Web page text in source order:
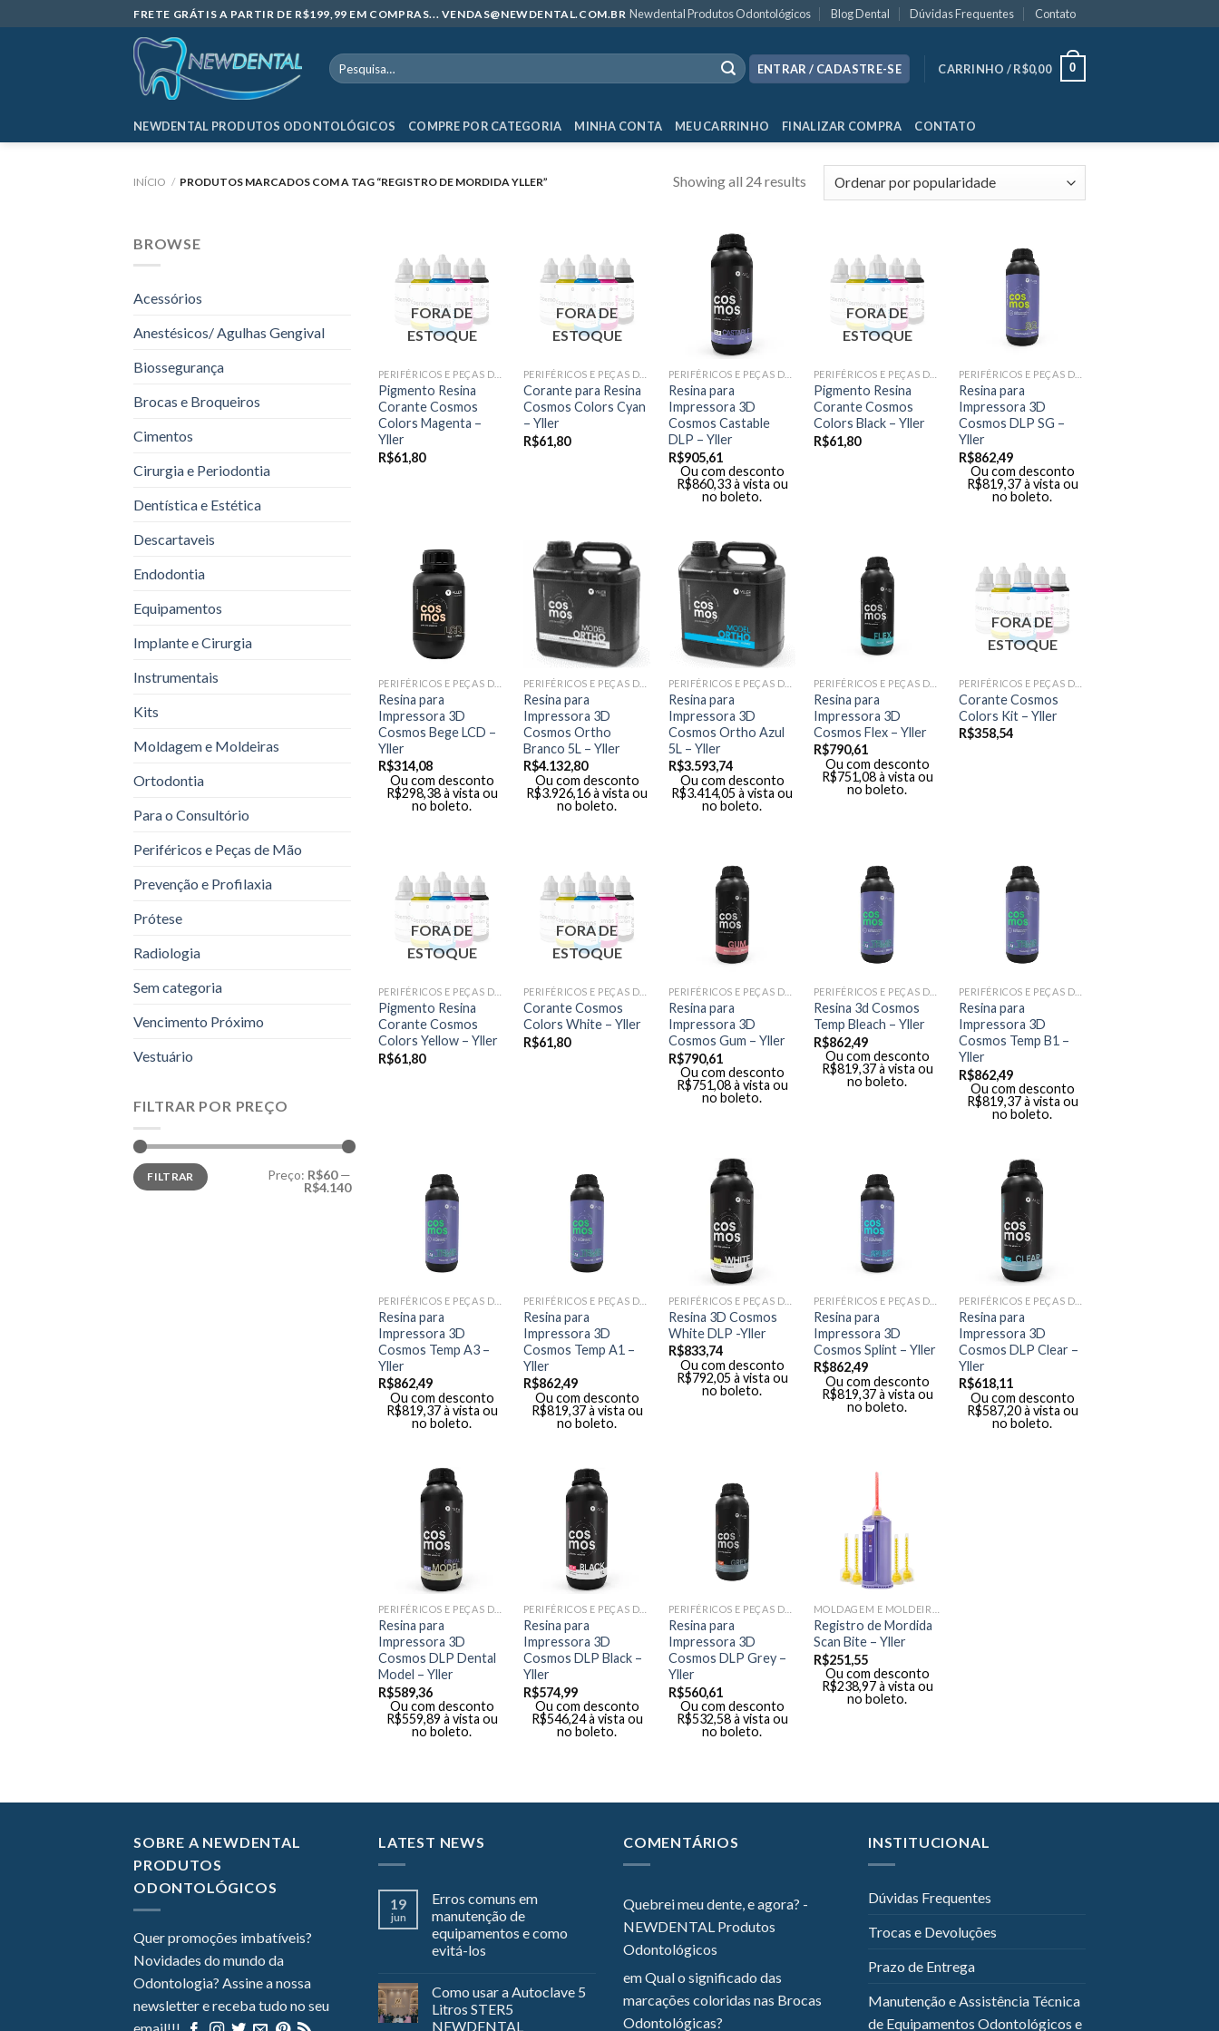
to
FRETE GRÁTIS A PARTIR DE R$199,99 EM COMPRAS... VENDAS@NEWDENTAL.COM.BR Newdental Produtos Odontológicos Blog Dental Dúvidas Frequentes Contato
Pesquisar
por:
ENTRAR / CADASTRE-SE CARRINHO /R$0,00 0
NEWDENTAL PRODUTOS ODONTOLÓGICOS COMPRE POR CATEGORIA MINHA CONTA MEU CARRINHO FINALIZAR COMPRA CONTATO
INÍCIO / PRODUTOS MARCADOS COM A TAG “REGISTRO DE MORDIDA YLLER” Showing all 24 results
BROWSE
Acessórios
Anestésicos/ Agulhas Gengival
Biossegurança
Brocas e Broqueiros
Cimentos
Cirurgia e Periodontia
Dentística e Estética
Descartaveis
Endodontia
Equipamentos
Implante e Cirurgia
Instrumentais
Kits
Moldagem e Moldeiras
Ortodontia
Para o Consultório
Periféricos e Peças de Mão
Prevenção e Profilaxia
Prótese
Radiologia
Sem categoria
Vencimento Próximo
Vestuário
FILTRAR POR PREÇO
Preço
mínimo
Preço
máximo
FILTRAR Preço: R$60—
R$4.140
FORA DE
ESTOQUE
Pigmento Resina
Corante Cosmos
Colors Magenta –
Yller
R$61,80
FORA DE
ESTOQUE
Corante para Resina
Cosmos Colors Cyan
– Yller
R$61,80
Resina para
Impressora 3D
Cosmos Castable
DLP – Yller
R$905,61
Ou com desconto
R$860,33 à vista ou
no boleto.
FORA DE
ESTOQUE
Pigmento Resina
Corante Cosmos
Colors Black – Yller
R$61,80
Resina para
Impressora 3D
Cosmos DLP SG –
Yller
R$862,49
Ou com desconto
R$819,37 à vista ou
no boleto.
Resina para
Impressora 3D
Cosmos Bege LCD –
Yller
R$314,08
Ou com desconto
R$298,38 à vista ou
no boleto.
Resina para
Impressora 3D
Cosmos Ortho
Branco 5L – Yller
R$4.132,80
Ou com desconto
R$3.926,16à vista ou
no boleto.
Resina para
Impressora 3D
Cosmos Ortho Azul
5L – Yller
R$3.593,74
Ou com desconto
R$3.414,05 à vista ou
no boleto.
Resina para
Impressora 3D
Cosmos Flex – Yller
R$790,61
Ou com desconto
R$751,08 à vista ou
no boleto.
FORA DE
ESTOQUE
Corante Cosmos
Colors Kit – Yller
R$358,54
FORA DE
ESTOQUE
Pigmento Resina
Corante Cosmos
Colors Yellow – Yller
R$61,80
FORA DE
ESTOQUE
Corante Cosmos
Colors White – Yller
R$61,80
Resina para
Impressora 3D
Cosmos Gum – Yller
R$790,61
Ou com desconto
R$751,08 à vista ou
no boleto.
Resina 3d Cosmos
Temp Bleach – Yller
R$862,49
Ou com desconto
R$819,37 à vista ou
no boleto.
Resina para
Impressora 3D
Cosmos Temp B1 –
Yller
R$862,49
Ou com desconto
R$819,37 à vista ou
no boleto.
Resina para
Impressora 3D
Cosmos Temp A3 –
Yller
R$862,49
Ou com desconto
R$819,37 à vista ou
no boleto.
Resina para
Impressora 3D
Cosmos Temp A1 –
Yller
R$862,49
Ou com desconto
R$819,37 à vista ou
no boleto.
Resina 3D Cosmos
White DLP -Yller
R$833,74
Ou com desconto
R$792,05 à vista ou
no boleto.
Resina para
Impressora 3D
Cosmos Splint – Yller
R$862,49
Ou com desconto
R$819,37 à vista ou
no boleto.
Resina para
Impressora 3D
Cosmos DLP Clear –
Yller
R$618,11
Ou com desconto
R$587,20 à vista ou
no boleto.
Resina para
Impressora 3D
Cosmos DLP Dental
Model – Yller
R$589,36
Ou com desconto
R$559,89 à vista ou
no boleto.
Resina para
Impressora 3D
Cosmos DLP Black –
Yller
R$574,99
Ou com desconto
R$546,24 à vista ou
no boleto.
Resina para
Impressora 3D
Cosmos DLP Grey –
Yller
R$560,61
Ou com desconto
R$532,58 à vista ou
no boleto.
Registro de Mordida
Scan Bite – Yller
R$251,55
Ou com desconto
R$238,97 à vista ou
no boleto.
SOBRE A NEWDENTAL
PRODUTOS
ODONTOLÓGICOS
Quer promoções imbatíveis?
Novidades do mundo da
Odontologia? Assine a nossa
newsletter e receba tudo no seu
LATEST NEWS
19
jun
Erros comuns em
manutenção de
equipamentos e como
evitá-los
Como usar a Autoclave 5
Litros STER5
NEWDENTAL
COMENTÁRIOS
Quebrei meu dente, e agora? -
NEWDENTAL Produtos
Odontológicos
emQual o significado das
marcações coloridas nas Brocas
Odontológicas?
INSTITUCIONAL
Dúvidas Frequentes
Trocas e Devoluções
Prazo de Entrega
Manutenção e Assistência Técnica
de Equipamentos Odontológicos e